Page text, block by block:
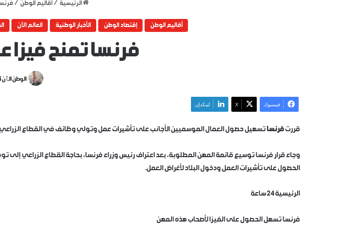
الرئيسية / أقاليم الوطن /
أقاليم الوطن إقتصاد الوطن الأخبار الوطنية العالم الآن
فرنسا تمنح فيزا
الوطن الٱن
فيسبوك X لينكدإن
قررتفرنساتسهيل حصول العمال الموسميين الأجانب على تأشيرات عمل وتولي وظائف في القطاع
وجاء قرار فرنسا توسيع قائمة المهن المطلوبة، بعد اعتراف رئيس وزراء فرنسا، بحاجة القطاع الزراعي
الحصول على تأشيرات العمل ودخول البلاد لأغراض العمل.
الرئيسية24 ساعة
فرنسا تسهل الحصول على الفيزا لأصحاب هذه المهن